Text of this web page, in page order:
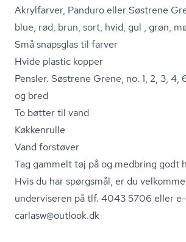
Akrylfarver, Panduro eller Søstrene
blue, rød, brun, sort, hvid, gul , grøn,
Små snapsglas til farver
Hvide plastic kopper
Pensler. Søstrene Grene, no. 1, 2, 3, 4,
og bred
To bøtter til vand
Køkkenrulle
Vand forstøver
Tag gammelt tøj på og medbring godt
Hvis du har spørgsmål, er du
underviseren på tlf. 4043 5706 eller
carlasw@outlook.dk